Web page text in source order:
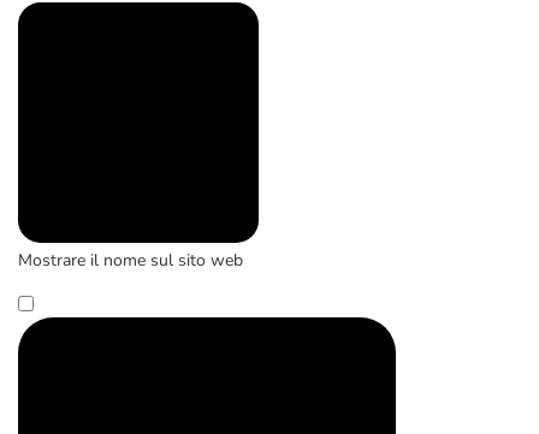
Mostrare il nome sul sito web